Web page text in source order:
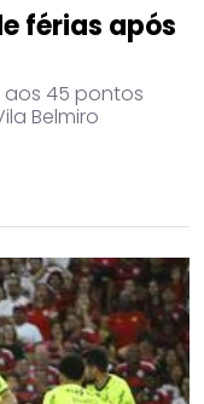
férias após
45 pontos
Belmiro